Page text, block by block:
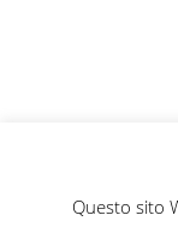
Questo sito